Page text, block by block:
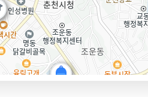
갤러리